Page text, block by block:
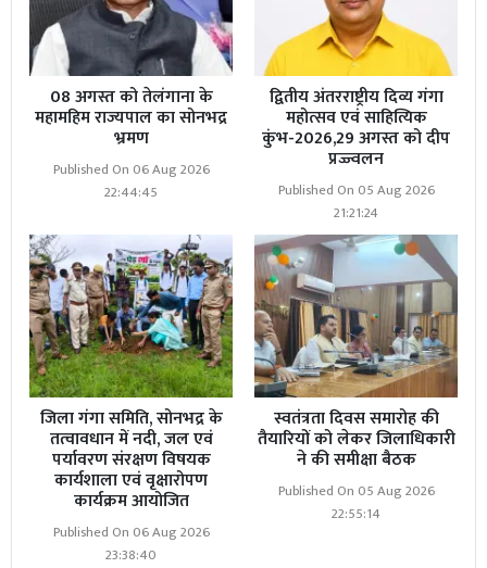
08 अगस्त को तेलंगाना के
महामहिम राज्यपाल का सोनभद्र
भ्रमण
Published On 06 Aug 2026
22:44:45
द्वितीय अंतरराष्ट्रीय दिव्य गंगा
महोत्सव एवं साहित्यिक
कुंभ-2026,29 अगस्त को दीप
प्रज्ज्वलन
Published On 05 Aug 2026
21:21:24
जिला गंगा समिति, सोनभद्र के
तत्वावधान में नदी, जल एवं
पर्यावरण संरक्षण विषयक
कार्यशाला एवं वृक्षारोपण
कार्यक्रम आयोजित
Published On 06 Aug 2026
23:38:40
स्वतंत्रता दिवस समारोह की
तैयारियों को लेकर जिलाधिकारी
ने की समीक्षा बैठक
Published On 05 Aug 2026
22:55:14